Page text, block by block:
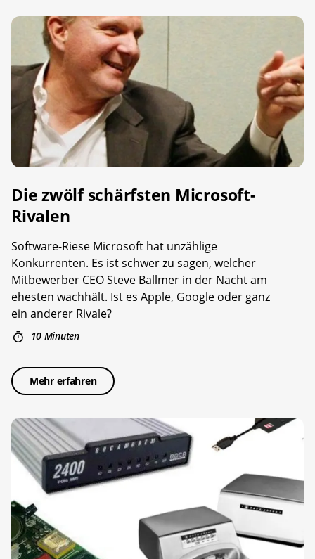
Die zwölf schärfsten Microsoft-
Rivalen
Software-Riese Microsoft hat unzählige
Konkurrenten. Es ist schwer zu sagen, welcher
Mitbewerber CEO Steve Ballmer in der Nacht am
ehesten wachhält. Ist es Apple, Google oder ganz
ein anderer Rivale?
10 Minuten
Mehr erfahren